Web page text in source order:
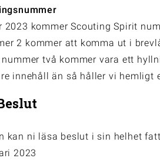
2023 kommer Scouting Spirit
2 kommer att komma ut i
två kommer vara ett
innehåll än så håller vi hemligt
kan ni läsa beslut i sin helhet
2023